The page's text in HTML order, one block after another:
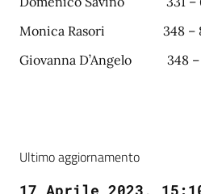
Monica Rasori 348 –
Giovanna D’Angelo 348 –
Ultimo aggiornamento
17 Aprile 2023,